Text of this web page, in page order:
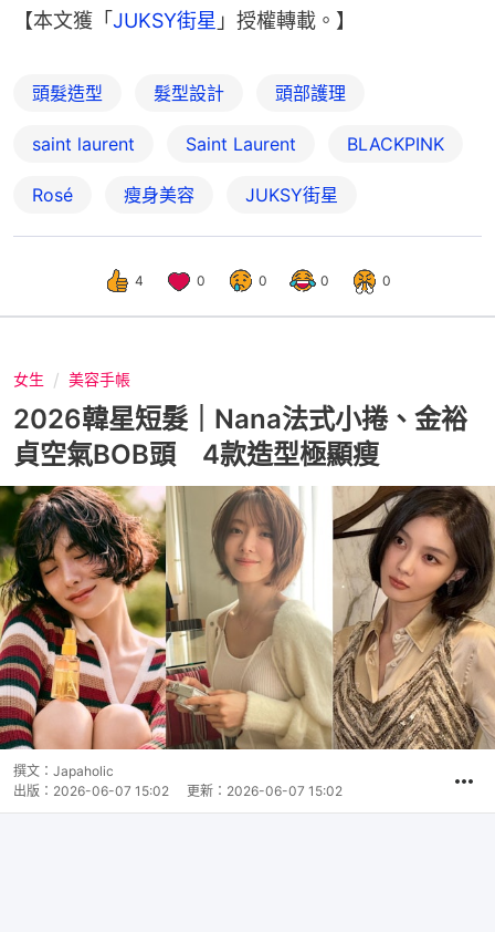
【本文獲「JUKSY街星 」授權轉載。】
頭髮造型 髮型設計 頭部護理
saint laurent Saint Laurent BLACKPINK
Rosé 瘦身美容 JUKSY街星
4 0 0 0 0
女生 美容手帳
2026韓星短髮｜Nana法式小捲、金裕
貞空氣BOB頭 4款造型極顯瘦
撰文： Japaholic
出版： 2026-06-07 15:02 更新： 2026-06-07 15:02